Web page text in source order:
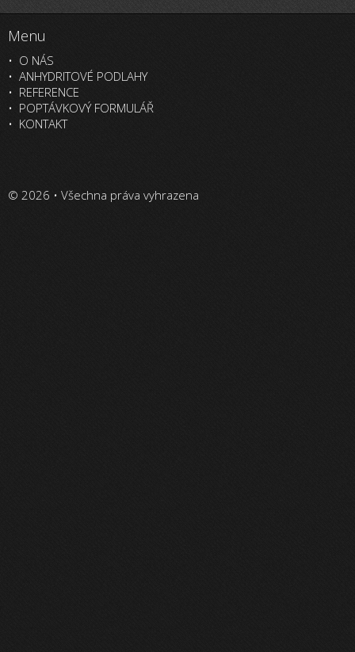
Menu
O NÁS
ANHYDRITOVÉ PODLAHY
REFERENCE
POPTÁVKOVÝ FORMULÁŘ
KONTAKT
© 2026 • Všechna práva vyhrazena